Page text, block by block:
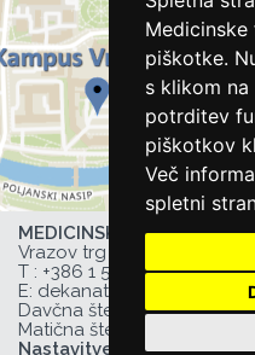
piškotke.
s klikom na
potrditev
piškotkov
Več
spletni
MEDICINSKA FAKULTETA
Vrazov trg 2, 1000
T : +386 1 543 77 00, F:
E: dekanat@mf.uni-lj.si
Davčna številka UL MF:
Matična številka UL MF:
Nastavitve zasebnosti